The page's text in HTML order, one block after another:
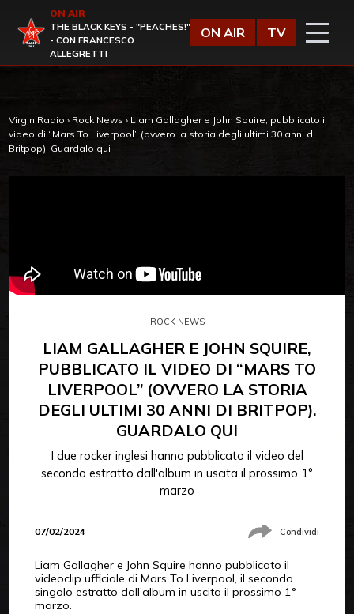
Virgin Radio
ON AIR
THE BLACK KEYS - "PEACHES!"
- CON FRANCESCO
ALLEGRETTI
ON AIR TV
Virgin Radio › Rock News › Liam Gallagher e John Squire, pubblicato il
video di “Mars To Liverpool” (ovvero la storia degli ultimi 30 anni di
Britpop). Guardalo qui
ROCK NEWS
LIAM GALLAGHER E JOHN SQUIRE,
PUBBLICATO IL VIDEO DI “MARS TO
LIVERPOOL” (OVVERO LA STORIA
DEGLI ULTIMI 30 ANNI DI BRITPOP).
GUARDALO QUI
I due rocker inglesi hanno pubblicato il video del
secondo estratto dall'album in uscita il prossimo 1°
marzo
07/02/2024 Condividi
Liam Gallagher e John Squire hanno pubblicato il
videoclip ufficiale di Mars To Liverpool, il secondo
singolo estratto dall’album in uscita il prossimo 1°
marzo.